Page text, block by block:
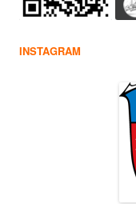
INSTAGRAM